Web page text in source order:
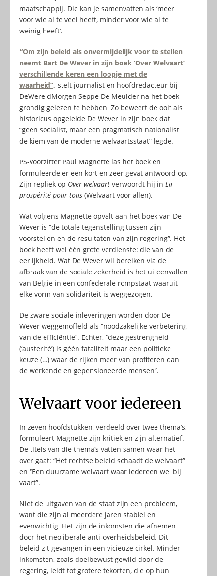
maatschappij. Die kan je samenvatten als ‘meer
voor wie al te veel heeft, minder voor wie al te
weinig heeft’.
“Om zijn beleid als onvermijdelijk voor te stellen
neemt Bart De Wever in zijn boek ‘Over Welvaart’
verschillende keren een loopje met de
waarheid”, stelt journalist en hoofdredacteur bij
DeWereldMorgen Seppe De Meulder na het boek
grondig gelezen te hebben. Zo beweert de ooit als
historicus opgeleide De Wever in zijn boek dat
“geen socialist, maar een pragmatisch nationalist
de kiem van de moderne welvaartsstaat” legde.
PS-voorzitter Paul Magnette las het boek en
formuleerde er een kort en zeer gevat antwoord op.
Zijn repliek op Over welvaart verwoordt hij in La
prospérité pour tous (Welvaart voor allen).
Wat volgens Magnette opvalt aan het boek van De
Wever is “de totale tegenstelling tussen zijn
voorstellen en de resultaten van zijn regering”. Het
boek heeft wel één grote verdienste: die van de
eerlijkheid. Wat De Wever wil bereiken via de
afbraak van de sociale zekerheid is het uiteenvallen
van België in een confederale rompstaat waaruit
elke vorm van solidariteit is weggezogen.
De zware sociale inleveringen worden door De
Wever weggemoffeld als “noodzakelijke verbetering
van de efficiëntie”. Echter, “deze gestrengheid
(‘austerité’) is géén fataliteit maar een politieke
keuze (…) waar de rijken meer van profiteren dan
de werkende en gepensioneerde mensen”.
Welvaart voor iedereen
In zeven hoofdstukken, verdeeld over twee thema’s,
formuleert Magnette zijn kritiek en zijn alternatief.
De titels van die thema’s vatten samen waar het
over gaat: “Het rechtse beleid schaadt de welvaart”
en “Een duurzame welvaart waar iedereen wel bij
vaart”.
Niet de uitgaven van de staat zijn een probleem,
want die zijn al meerdere jaren stabiel en
evenwichtig. Het zijn de inkomsten die afnemen
door het neoliberale anti-overheidsbeleid. Dit
beleid zit gevangen in een vicieuze cirkel. Minder
inkomsten, zoals doelbewust gewild door de
regering, leidt tot grotere tekorten, die op hun